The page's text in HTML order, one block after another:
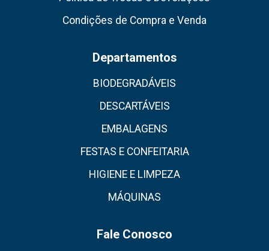
Condições de Compra e Venda
Departamentos
BIODEGRADÁVEIS
DESCARTÁVEIS
EMBALAGENS
FESTAS E CONFEITARIA
HIGIENE E LIMPEZA
MÁQUINAS
Fale Conosco